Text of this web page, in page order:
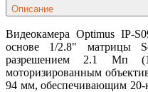
Описание
Видеокамера Optimus IP-
основе 1/2.8" матрицы
разрешением 2.1 Мп
моторизированным
94 мм, обеспечивающим 20-